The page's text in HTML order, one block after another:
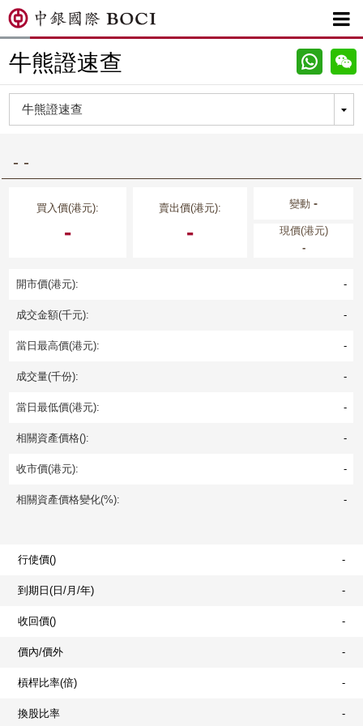

牛熊證速查
- -
買入價(港元):
-
賣出價(港元):
-
變動-
現價(港元)
-
開市價(港元): -
成交金額(千元): -
當日最高價(港元): -
成交量(千份): -
當日最低價(港元): -
相關資產價格(): -
收市價(港元): -
相關資產價格變化(%): -
行使價() -
到期日(日/月/年) -
收回價() -
價內/價外 -
槓桿比率(倍) -
換股比率 -